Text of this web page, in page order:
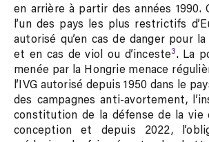
en arrière à partir des années 1990.
l’un des pays les plus restrictifs
autorisé qu’en cas de danger pour
et en cas de viol ou d’inceste3. La
menée par la Hongrie menace
l’IVG autorisé depuis 1950 dans le
des campagnes anti-avortement,
constitution de la défense de la
conception et depuis 2022,